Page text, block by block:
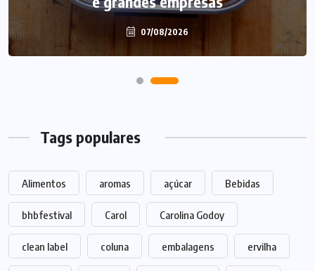
07/08/2026
Tags populares
Alimentos aromas açúcar Bebidas
bhbfestival Carol Carolina Godoy
clean label coluna embalagens ervilha